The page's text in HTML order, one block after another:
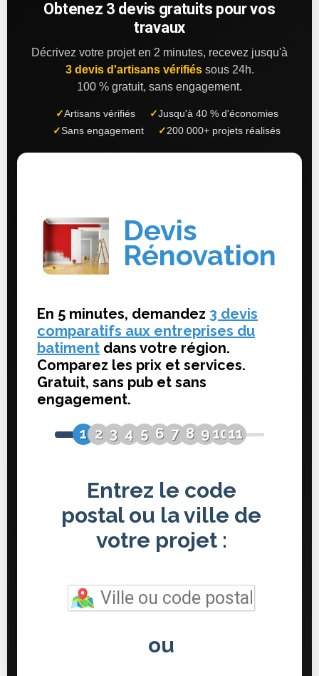
Obtenez 3 devis gratuits pour vos
travaux
Décrivez votre projet en 2 minutes, recevez jusqu'à
3 devis d'artisans vérifiéssous 24h.
100 % gratuit, sans engagement.
✓Artisans vérifiés ✓Jusqu'à 40 % d'économies
✓Sans engagement ✓ 200 000+ projets réalisés